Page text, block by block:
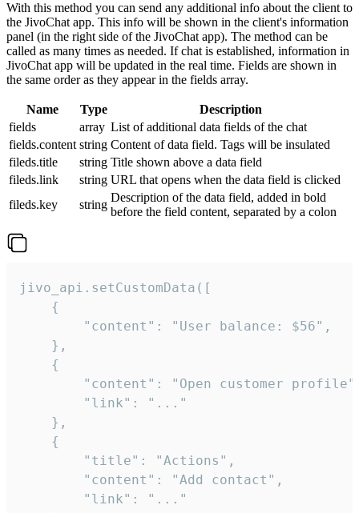
With this method you can send any additional info about the client to
the JivoChat app. This info will be shown in the client's information
panel (in the right side of the JivoChat app). The method can be
called as many times as needed. If chat is established, information in
JivoChat app will be updated in the real time. Fields are shown in
the same order as they appear in the fields array.
Name Type
Description
fields
array List of additional data fields of the chat
fields.content string Content of data field. Tags will be insulated
fileds.title
string Title shown above a data field
fileds.link
string URL that opens when the data field is clicked
fileds.key
string
Description of the data field, added in bold
before the field content, separated by a colon
jivo_api.setCustomData([
    {
        "content": "User balance: $56",
    },
    {
"content": "Open customer
        "link": "..."
    },
    {
        "title": "Actions",
        "content": "Add contact",
        "link": "..."